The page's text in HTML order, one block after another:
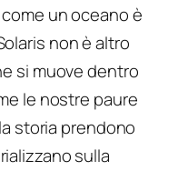
un oceano è
non è altro
si muove dentro
le nostre paure
storia prendono
sulla